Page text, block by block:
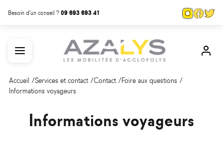
Besoin d'un conseil ?09 693 693 41
PagePage
Menu
Mon
Accueil Services et contact Contact Foire aux questions
Informations voyageurs
Informations voyageurs